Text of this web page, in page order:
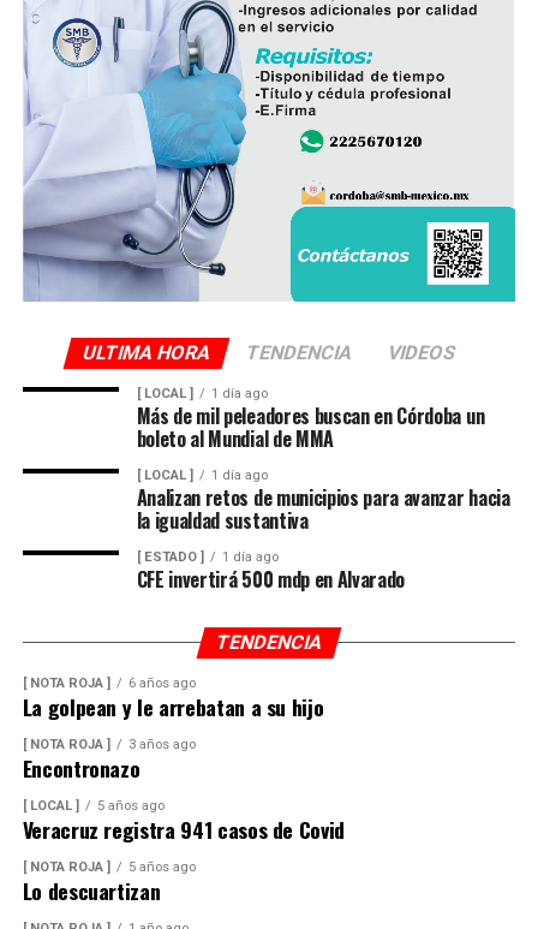
ULTIMA HORA TENDENCIA VIDEOS
[ LOCAL ] 1 día ago
Más de mil peleadores buscan en Córdoba un
boleto al Mundial de MMA
[ LOCAL ] 1 día ago
Analizan retos de municipios para avanzar hacia
la igualdad sustantiva
[ ESTADO ] 1 día ago
CFE invertirá 500 mdp en Alvarado
TENDENCIA
[ NOTA ROJA ] 6 años ago
La golpean y le arrebatan a su hijo
[ NOTA ROJA ] 3 años ago
Encontronazo
[ LOCAL ] 5 años ago
Veracruz registra 941 casos de Covid
[ NOTA ROJA ] 5 años ago
Lo descuartizan